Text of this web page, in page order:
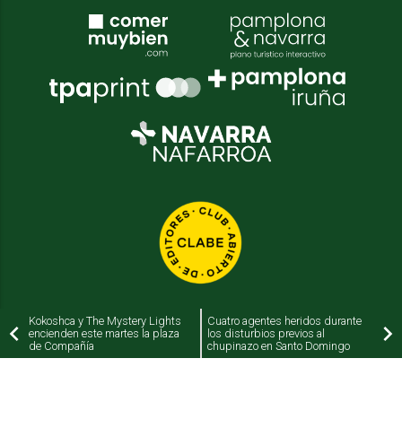
Kokoshca y The Mystery Lights
encienden este martes la plaza
de Compañía
Cuatro agentes heridos durante
los disturbios previos al
chupinazo en Santo Domingo